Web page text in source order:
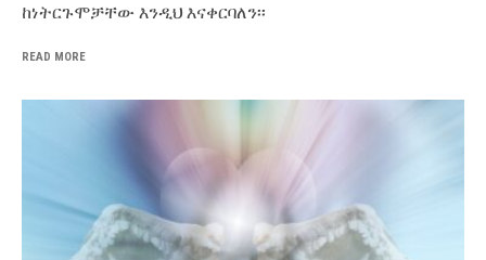
ከነትርጉሞቻቸው እንዲህ እናቀርባለን፡፡
READ MORE